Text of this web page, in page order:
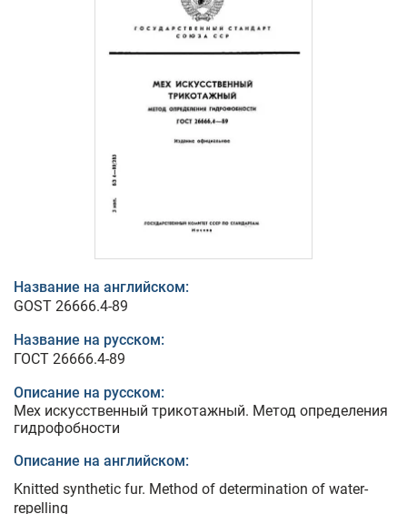
Название на английском:
GOST 26666.4-89
Название на русском:
ГОСТ 26666.4-89
Описание на русском:
Мех искусственный трикотажный. Метод определения
гидрофобности
Описание на английском:
Knitted synthetic fur. Method of determination of water-
repelling